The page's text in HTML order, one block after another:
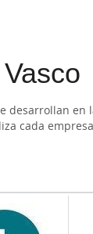
desarrollan en
cada